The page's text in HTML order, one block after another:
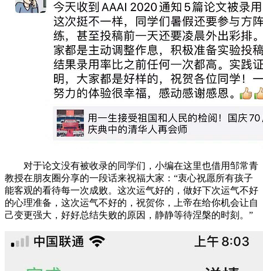
对于论文没有被收录的同学们，小编在这里也借用邹常青
教授在朋友圈分享的一段话来祝福大家：“衷心祝愿所有孩子
能客观的看待每一次成败。这次运气好的，做好下次运气不好
的心理准备，这次运气不好的，祝贺你，上帝在给你机会让自
己变更强大，好好总结失败的原因，静静等待涅槃的时刻。”